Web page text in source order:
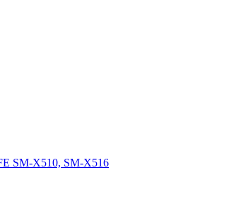
SM-X510, SM-X516